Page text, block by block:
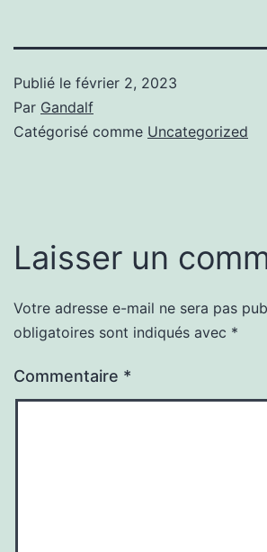
Publié le février 2, 2023
Par Gandalf
Catégorisé comme Uncategorized
Laisser un
Votre adresse e-mail ne sera pas
obligatoires sont indiqués avec *
Commentaire *